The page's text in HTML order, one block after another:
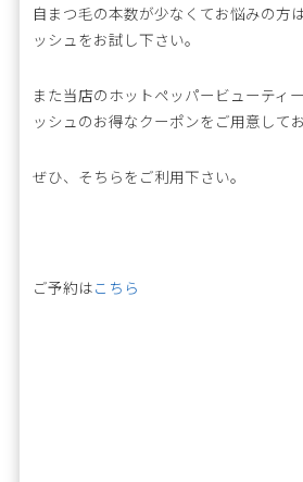
自まつ毛の本数が少なくてお悩みの方
ッシュをお試し下さい。
また当店のホットペッパービューティ
ッシュのお得なクーポンをご用意して
ぜひ、そちらをご利用下さい。
ご予約はこちら